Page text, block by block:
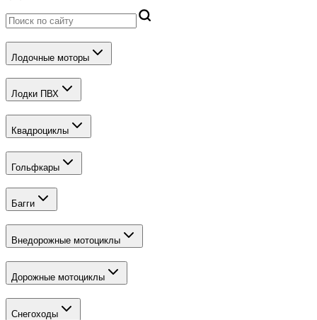
Лодочные моторы
Лодки ПВХ
Квадроциклы
Гольфкары
Багги
Внедорожные мотоциклы
Дорожные мотоциклы
Снегоходы